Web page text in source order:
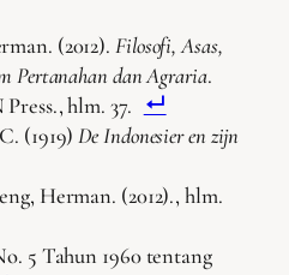
(2012). Filosofi, Asas,
Pertanahan dan Agraria.
hlm. 37.
(1919)De Indonesier en zijn
Herman. (2012)., hlm.
5 Tahun 1960 tentang